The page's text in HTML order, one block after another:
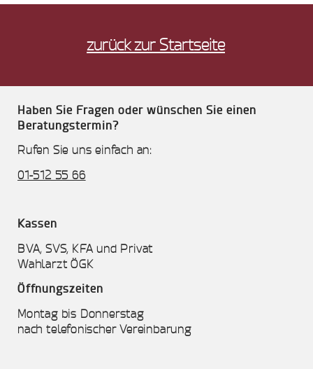
zurück zur Startseite
Haben Sie Fragen oder wünschen Sie einen
Beratungstermin?
Rufen Sie uns einfach an:
01-512 55 66
Kassen
BVA, SVS, KFA und Privat
Wahlarzt ÖGK
Öffnungszeiten
Montag bis Donnerstag
nach telefonischer Vereinbarung